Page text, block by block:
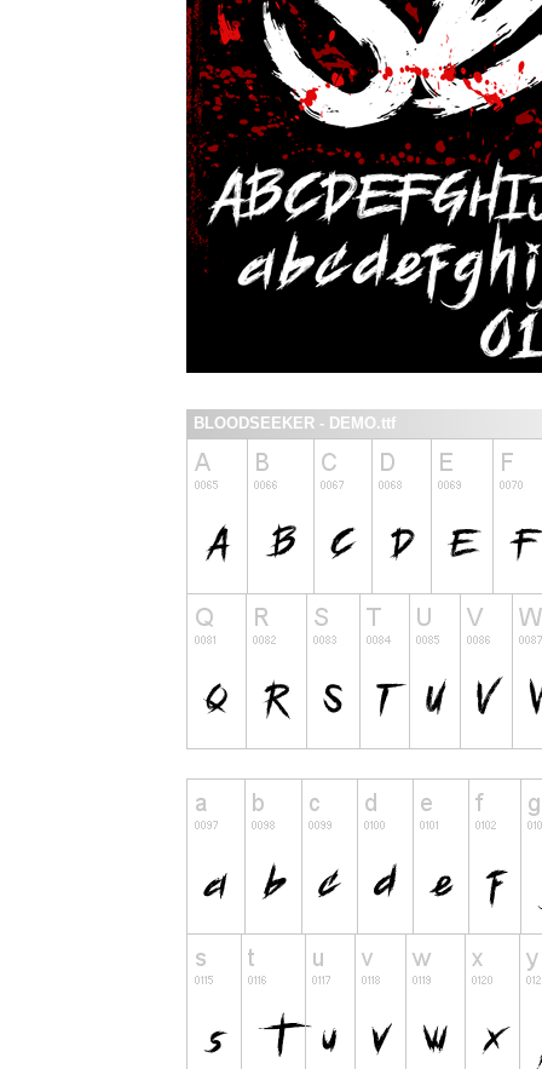
BLOODSEEKER - DEMO.ttf